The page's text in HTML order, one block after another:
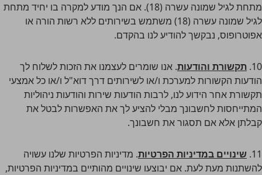
מתחת לגיל שמונה עשרה (18). אם הנך מודע למקרה בו יחיד מתחת
לגיל שמונה עשרה (18) משתמש בשירותים ללא רשות הורה או
אפוטרופוס, נבקשך להודיע לנו בהקדם.
10. תקשורת והודעות. אנו שומרים לעצמנו את הזכות לשלוח לך
הודעות הקשורות למערכת ו/או לשירותים דרך דוא"ל ו/או כל אמצעי
תקשורת אחר הידוע לנו, לרבות הודעות שירות והודעות ניהוליות
המתייחסות לחשבונך מבלי להציע לך את האפשרות לבטל את
קבלתן אלא אם תסגור את חשבונך.
11. שינויים במדיניות הפרטיות. מדיניות הפרטיות שלנו עשויה
להשתנות מעת לעת. אם יבוצעו שינויים מהותיים במדיניות הפרטיות,